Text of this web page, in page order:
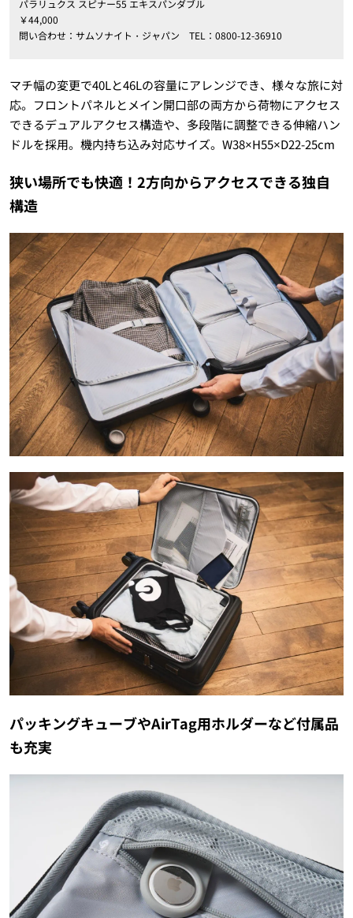
パラリュクス スピナー55 エキスパンダブル
￥44,000
問い合わせ：サムソナイト・ジャパン TEL：0800-12-36910
マチ幅の変更で40Lと46Lの容量にアレンジでき、様々な旅に対
応。フロントパネルとメイン開口部の両方から荷物にアクセス
できるデュアルアクセス構造や、多段階に調整できる伸縮ハン
ドルを採用。機内持ち込み対応サイズ。W38×H55×D22-25cm
狭い場所でも快適！2方向からアクセスできる独自
構造
パッキングキューブやAirTag用ホルダーなど付属品
も充実